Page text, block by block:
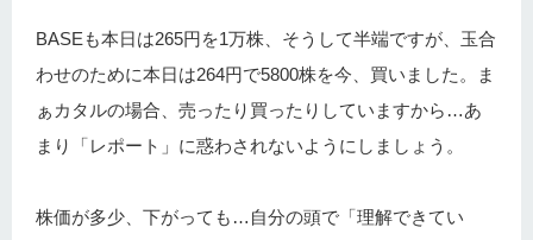
BASEも本日は265円を1万株、そうして半端ですが、玉合
わせのために本日は264円で5800株を今、買いました。ま
ぁカタルの場合、売ったり買ったりしていますから…あ
まり「レポート」に惑わされないようにしましょう。
株価が多少、下がっても…自分の頭で「理解できてい